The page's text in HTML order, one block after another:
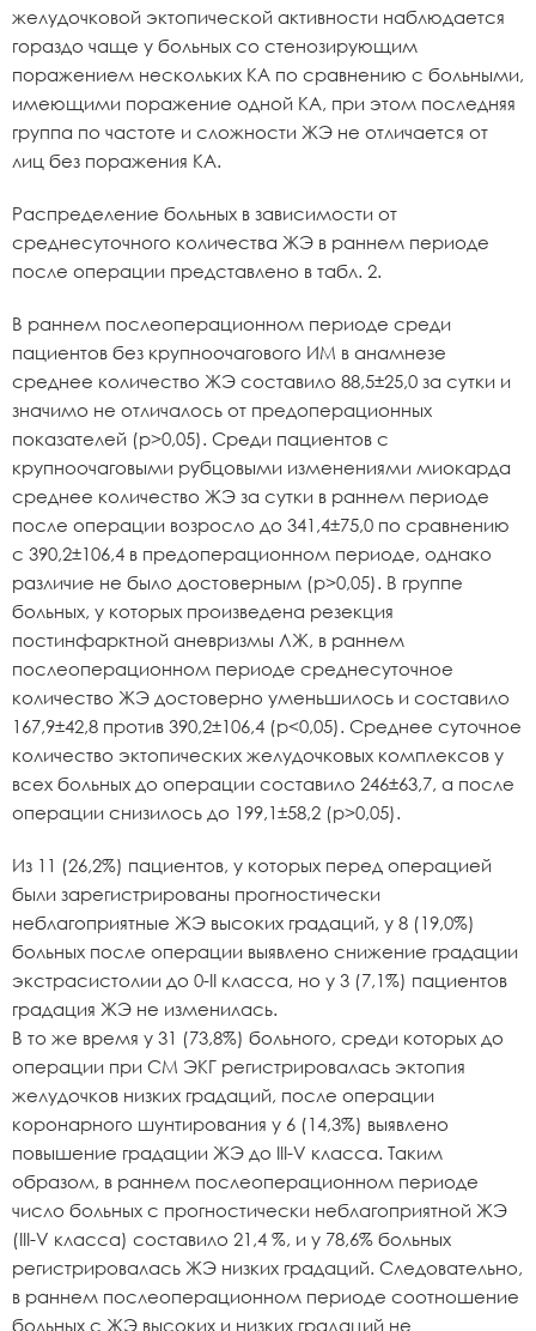
желудочковой эктопической активности наблюдается
гораздо чаще у больных со стенозирующим
поражением нескольких КА по сравнению с больными,
имеющими поражение одной КА, при этом последняя
группа по частоте и сложности ЖЭ не отличается от
лиц без поражения КА.
Распределение больных в зависимости от
среднесуточного количества ЖЭ в раннем периоде
после операции представлено в табл. 2.
В раннем послеоперационном периоде среди
пациентов без крупноочагового ИМ в анамнезе
среднее количество ЖЭ составило 88,5±25,0 за сутки и
значимо не отличалось от предоперационных
показателей (р>0,05). Среди пациентов с
крупноочаговыми рубцовыми изменениями миокарда
среднее количество ЖЭ за сутки в раннем периоде
после операции возросло до 341,4±75,0 по сравнению
с 390,2±106,4 в предоперационном периоде, однако
различие не было достоверным (р>0,05). В группе
больных, у которых произведена резекция
постинфарктной аневризмы ЛЖ, в раннем
послеоперационном периоде среднесуточное
количество ЖЭ достоверно уменьшилось и составило
167,9±42,8 против 390,2±106,4 (р<0,05). Среднее суточное
количество эктопических желудочковых комплексов у
всех больных до операции составило 246±63,7, а после
операции снизилось до 199,1±58,2 (р>0,05).
Из 11 (26,2%) пациентов, у которых перед операцией
были зарегистрированы прогностически
неблагоприятные ЖЭ высоких градаций, у 8 (19,0%)
больных после операции выявлено снижение градации
экстрасистолии до 0-II класса, но у 3 (7,1%) пациентов
градация ЖЭ не изменилась.
В то же время у 31 (73,8%) больного, среди которых до
операции при СМ ЭКГ регистрировалась эктопия
желудочков низких градаций, после операции
коронарного шунтирования у 6 (14,3%) выявлено
повышение градации ЖЭ до III-V класса. Таким
образом, в раннем послеоперационном периоде
число больных с прогностически неблагоприятной ЖЭ
(III-V класса) составило 21,4 %, и у 78,6% больных
регистрировалась ЖЭ низких градаций. Следовательно,
в раннем послеоперационном периоде соотношение
больных с ЖЭ высоких и низких градаций не